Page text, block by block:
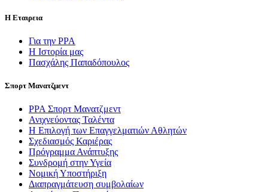
Η Εταιρεια
Για την PPA
Η Ιστορία μας
Πασχάλης Παπαδόπουλος
Σπορτ Μανατζμεντ
ΡΡΑ Σπορτ Μανατζμεντ
Ανιχνεύοντας Ταλέντα
Η Επιλογή των Επαγγελματιών Αθλητών
Σχεδιασμός Καριέρας
Πρόγραμμα Ανάπτυξης
Συνδρομή στην Υγεία
Νομική Υποστήριξη
Διαπραγμάτευση συμβολαίων